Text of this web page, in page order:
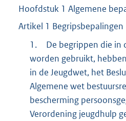
Hoofdstuk 1 Algemene
Artikel 1 Begripsbepalingen
1.
De begrippen die in
worden gebruikt,
in de Jeugdwet, het
Algemene wet
bescherming
Verordening jeugdhulp